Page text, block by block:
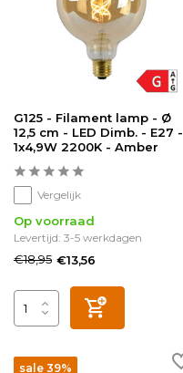
G125 - Filament lamp - Ø
12,5 cm - LED Dimb. - E27 -
1x4,9W 2200K - Amber
Vergelijk
Op voorraad
Levertijd: 3-5 werkdagen
€18,95 €13,56
sale 39%